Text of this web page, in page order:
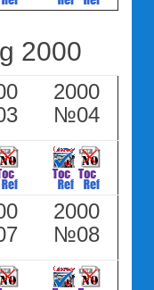
2000
2000
№04
2000
№08